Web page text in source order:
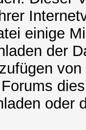
einige
der
oder